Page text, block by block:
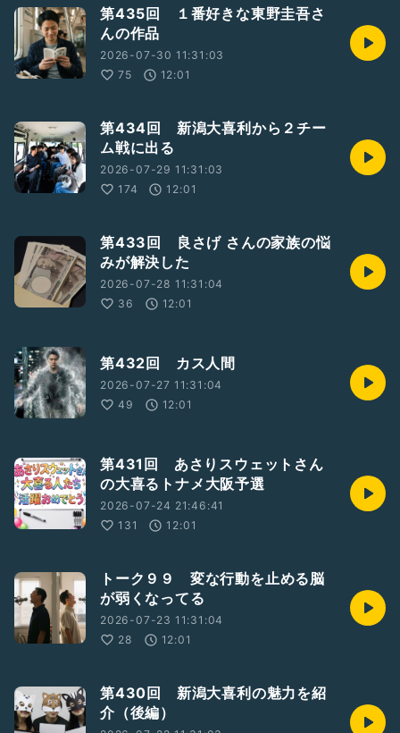
第435回 １番好きな東野圭吾さ
んの作品
2026-07-30 11:31:03
75
12:01
第434回 新潟大喜利から２チー
ム戦に出る
2026-07-29 11:31:03
174
12:01
第433回 良さげ さんの家族の悩
みが解決した
2026-07-28 11:31:04
36
12:01
第432回 カス人間
2026-07-27 11:31:04
49
12:01
第431回 あさりスウェットさん
の大喜るトナメ大阪予選
2026-07-24 21:46:41
131
12:01
トーク９９ 変な行動を止める脳
が弱くなってる
2026-07-23 11:31:04
28
12:01
第430回 新潟大喜利の魅力を紹
介（後編）